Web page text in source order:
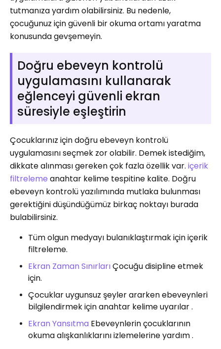
tutmanıza yardım olabilirsiniz. Bu nedenle,
çocuğunuz için güvenli bir okuma ortamı yaratma
konusunda gevşemeyin.
Doğru ebeveyn kontrolü
uygulamasını kullanarak
eğlenceyi güvenli ekran
süresiyle eşleştirin
Çocuklarınız için doğru ebeveyn kontrolü
uygulamasını seçmek zor olabilir. Demek istediğim,
dikkate alınması gereken çok fazla özellik var. içerik
filtreleme anahtar kelime tespitine kalite. Doğru
ebeveyn kontrolü yazılımında mutlaka bulunması
gerektiğini düşündüğümüz birkaç noktayı burada
bulabilirsiniz.
Tüm olgun medyayı bulanıklaştırmak için içerik
filtreleme.
Ekran Zaman SınırlarıÇocuğu disipline etmek
için.
Çocuklar uygunsuz şeyler ararken ebeveynleri
bilgilendirmek için anahtar kelime uyarılar .
Ekran Yansıtma Ebeveynlerin çocuklarının
okuma alışkanlıklarını izlemelerine yardım .